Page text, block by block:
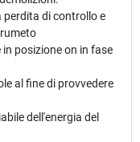
perdita di controllo e
posizione on in fase
al fine di provvedere
dell'energia del